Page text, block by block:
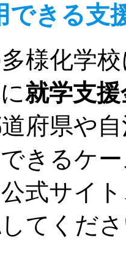
きる支
様化学
就学支援
府県や
きるケ
式サイ
てくだ